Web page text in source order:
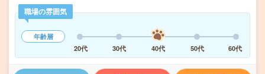
職場の雰囲気
年齢層
20代
30代 40代 50代 60代